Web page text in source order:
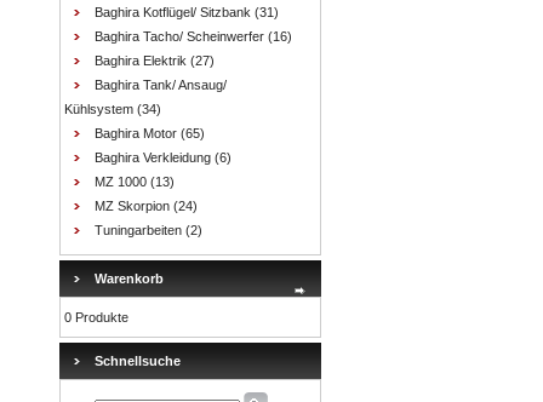
Baghira Kotflügel/ Sitzbank (31)
Baghira Tacho/ Scheinwerfer (16)
Baghira Elektrik (27)
Baghira Tank/ Ansaug/
Kühlsystem (34)
Baghira Motor (65)
Baghira Verkleidung (6)
MZ 1000 (13)
MZ Skorpion (24)
Tuningarbeiten (2)
Warenkorb
0 Produkte
Schnellsuche